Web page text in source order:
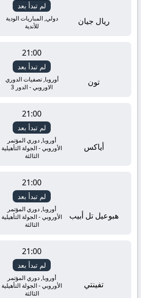
ريال جيان
لم تبدأ بعد
دولي, المباريات الودية
للأندية
تون
21:00
لم تبدأ بعد
أوروبا, تصفيات الدوري
الاوروبي - الدور 3
أياكس
21:00
لم تبدأ بعد
أوروبا, دوري المؤتمر
الأوروبي - الجولة التأهيلية
الثالثة
هبوعيل تل أبيب
21:00
لم تبدأ بعد
أوروبا, دوري المؤتمر
الأوروبي - الجولة التأهيلية
الثالثة
تفينتي
21:00
لم تبدأ بعد
أوروبا, دوري المؤتمر
الأوروبي - الجولة التأهيلية
الثالثة